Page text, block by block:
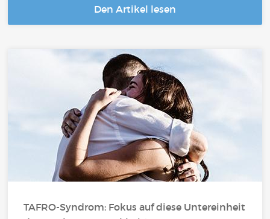
Den Artikel lesen
TAFRO-Syndrom: Fokus auf diese Untereinheit